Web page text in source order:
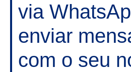
via
enviar
com o seu